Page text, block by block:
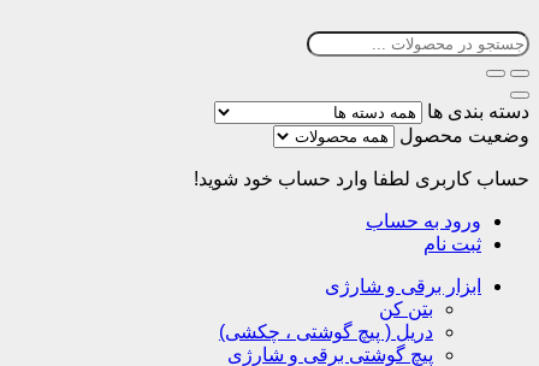
دسته بندی ها
وضعیت محصول
حساب کاربری لطفا وارد حساب خود شوید!
ورود به حساب
ثبت نام
ابزار برقی و شارژی
بتن کن
دریل ( پیچ گوشتی ، چکشی)
پیچ گوشتی برقی و شارژی